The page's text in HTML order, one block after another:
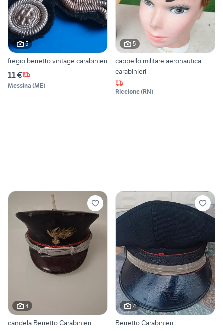
5
fregio berretto vintage carabinieri
11 €
Messina (ME)
5
cappello militare aeronautica
carabinieri
Riccione(RN)
4
candela Berretto Carabinieri
4
Berretto Carabinieri